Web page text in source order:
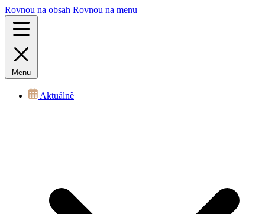
Rovnou na obsah Rovnou na menu
Menu
Aktuálně